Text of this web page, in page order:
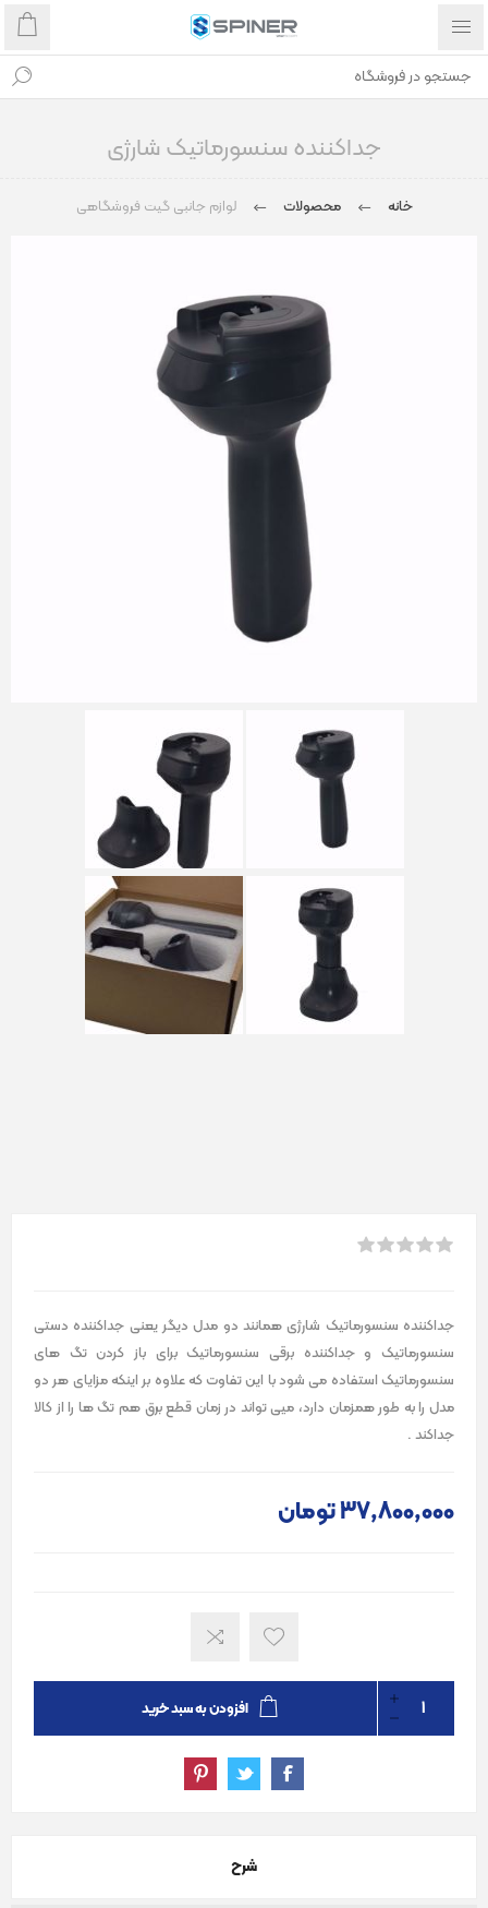
جداکننده سنسورماتیک شارژی
خانه محصولات لوازم جانبی گیت فروشگاهی
جداکننده سنسورماتیک شارژی همانند دو مدل دیگر یعنی جداکننده دستی
سنسورماتیک و جداکننده برقی سنسورماتیک برای باز کردن تگ های
سنسورماتیک استفاده می شود با این تفاوت که علاوه بر اینکه مزایای هر دو
مدل را به طور همزمان دارد، میی تواند در زمان قطع برق هم تگ ها را از کالا
جداکند .
37٬800٬000 تومان
افزودن به سبد خرید
شرح